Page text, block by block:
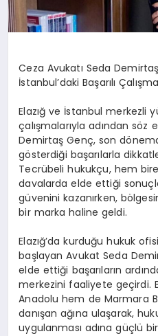
Ceza Avukatı Seda
İstanbul’daki Başarılı
Elazığ ve İstanbul merkezli
çalışmalarıyla adından söz
Demirtaş Genç, son
gösterdiği başarılarla
Tecrübeli hukukçu, hem
davalarda elde ettiği
güvenini kazanırken,
bir marka haline geldi.
Elazığ’da kurduğu hukuk
başlayan Avukat Seda
elde ettiği başarıların
merkezini faaliyete geçirdi.
Anadolu hem de Marmara
danışan ağına ulaşarak,
uygulanması adına güçlü